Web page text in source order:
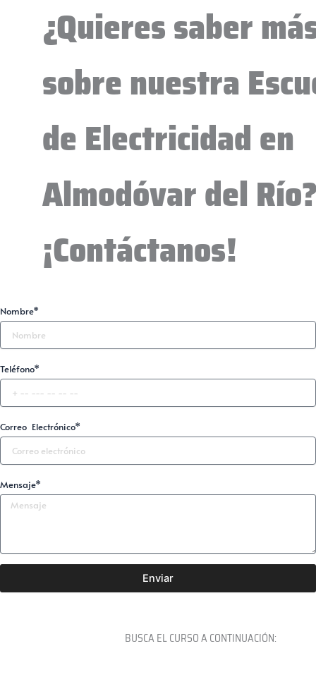
¿Quieres saber
sobre nuestra
de Electricidad en
Almodóvar del
¡Contáctanos!
Nombre*
Teléfono*
Correo Electrónico*
Mensaje*
Enviar
BUSCA EL CURSO A CONTINUACIÓN: